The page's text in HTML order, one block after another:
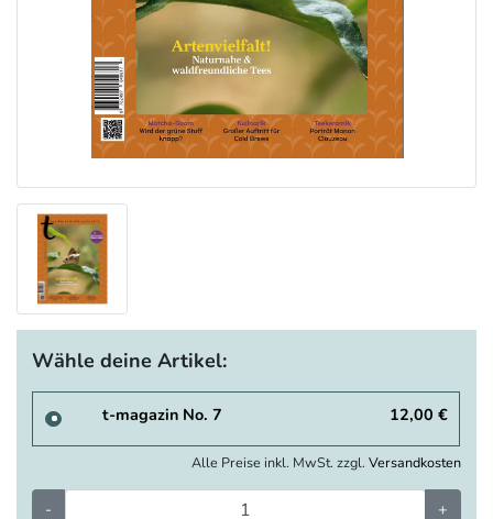
Wähle deine Artikel:
t-magazin No. 7 12,00 €
Alle Preise inkl. MwSt. zzgl. Versandkosten
- +